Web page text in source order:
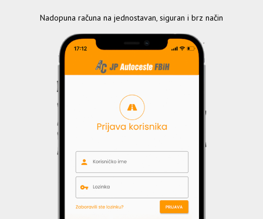
Nadopuna računa na jednostavan, siguran i brz način